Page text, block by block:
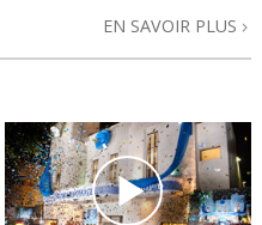
EN SAVOIR PLUS